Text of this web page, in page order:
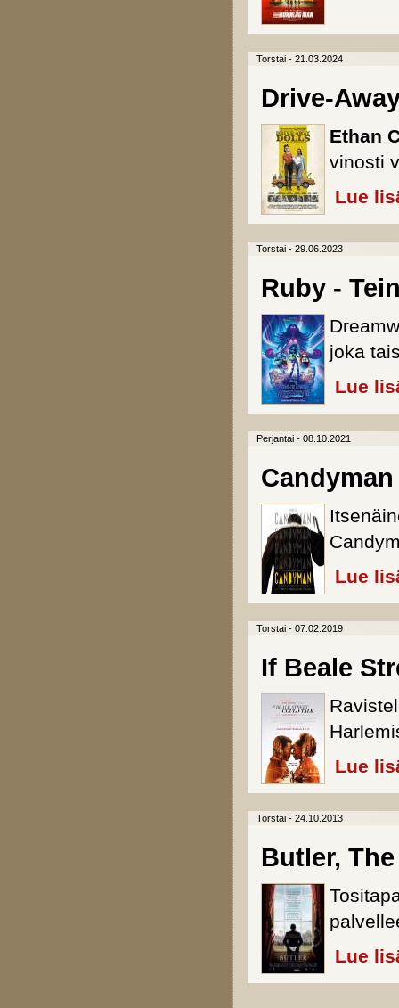
Torstai - 21.03.2024
Drive-
Ethan
vinosti
Lue
Torstai - 29.06.2023
Ruby -
joka
Lue
Perjantai - 08.10.2021
Candyman
Lue
Torstai - 07.02.2019
If Beale
Lue
Torstai - 24.10.2013
Butler, The
Lue